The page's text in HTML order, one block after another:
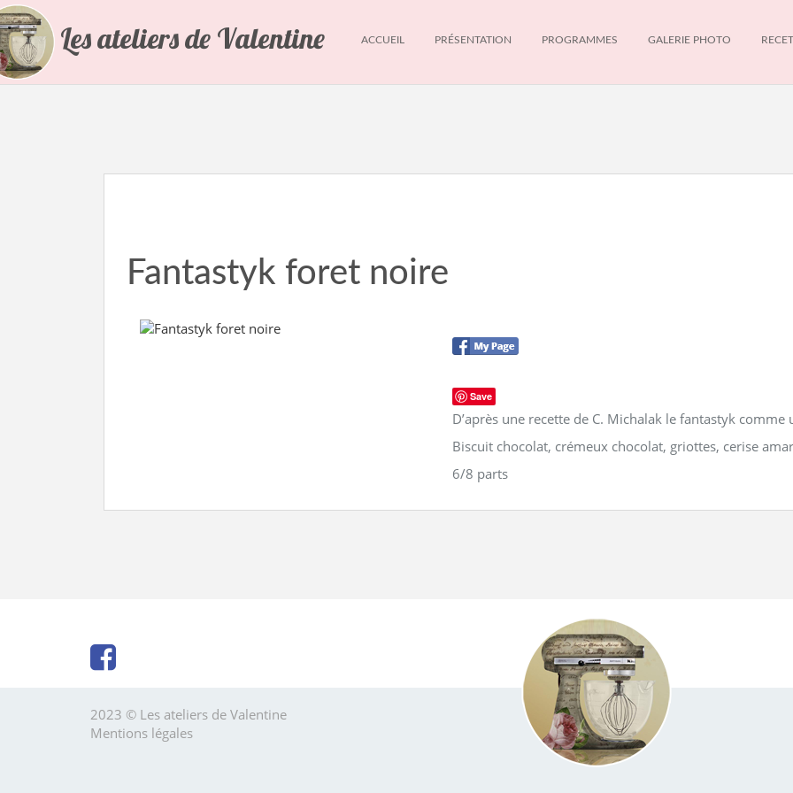
Les ateliers de Valentine ACCUEIL PRÉSENTATION PROGRAMMES GALERIE PHOTO
Fantastyk foret noire
Save
D’après une recette de C. Michalak le fantastyk
Biscuit chocolat, crémeux chocolat, griottes, cerise
6/8 parts
2023 © Les ateliers de Valentine
Mentions légales